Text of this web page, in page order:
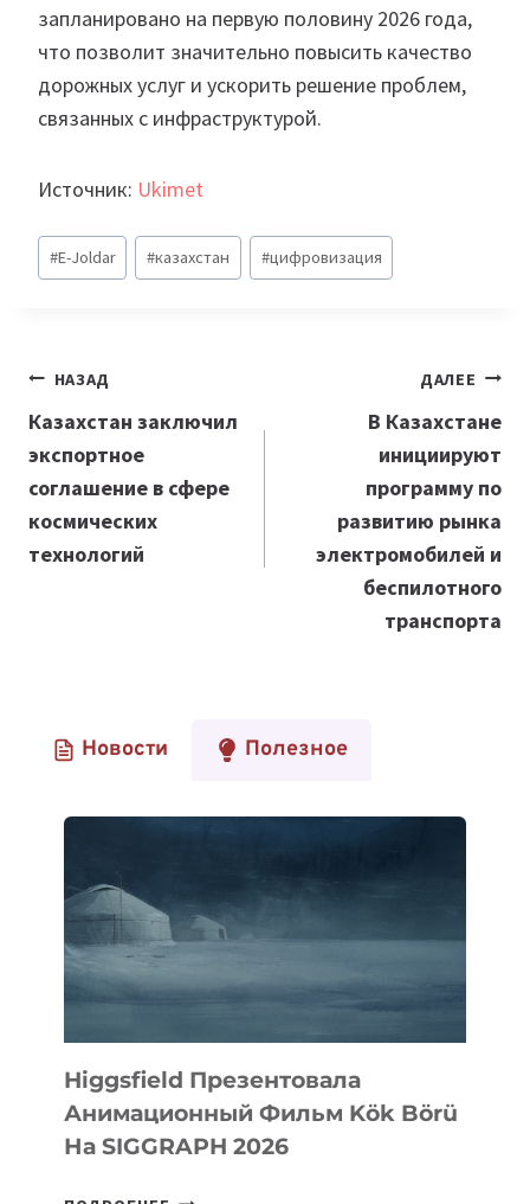
запланировано на первую половину 2026 года,
что позволит значительно повысить качество
дорожных услуг и ускорить решение проблем,
связанных с инфраструктурой.
Источник: Ukimet
Метки
записи:
#E-Joldar #казахстан #цифровизация
Навигация
по
записям
НАЗАД
Казахстан заключил
экспортное
соглашение в сфере
космических
технологий
ДАЛЕЕ
В Казахстане
инициируют
программу по
развитию рынка
электромобилей и
беспилотного
транспорта
Новости Полезное
Higgsfield Презентовала
Анимационный Фильм Kök Börü
На SIGGRAPH 2026
HIGGSFIELD